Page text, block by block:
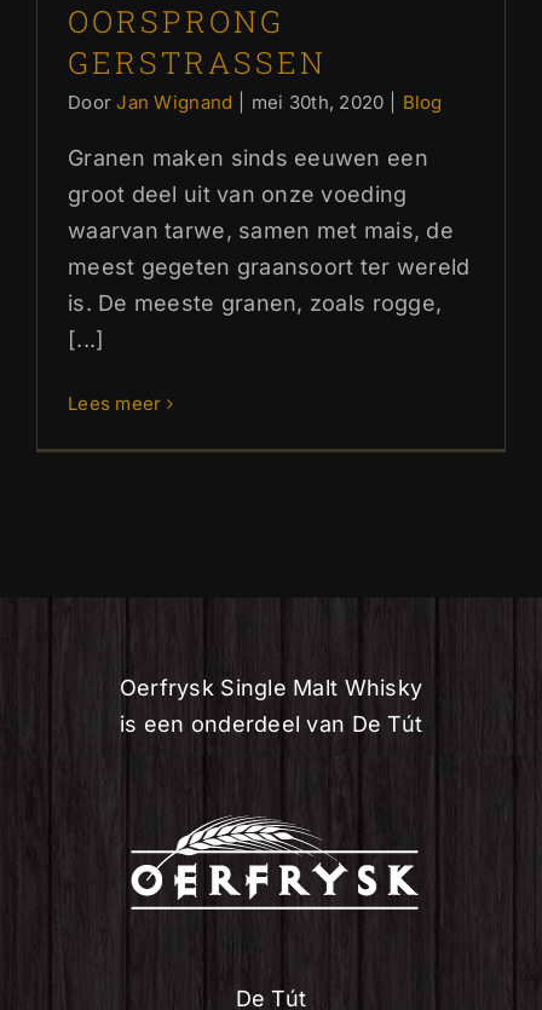
OORSPRONG
GERSTRASSEN
DoorJan Wignand mei 30th, 2020 Blog
Granen maken sinds eeuwen een
groot deel uit van onze voeding
waarvan tarwe, samen met mais, de
meest gegeten graansoort ter wereld
is. De meeste granen, zoals rogge,
[...]
Lees meer
Oerfrysk Single Malt Whisky
is een onderdeel van De Tút
De Tút